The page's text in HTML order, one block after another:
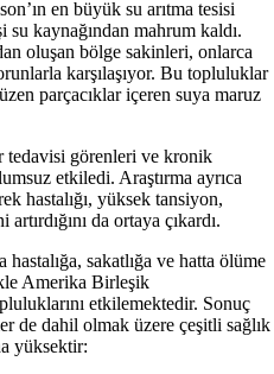
en büyük su arıtma tesisi
su kaynağından mahrum kaldı.
oluşan bölge sakinleri, onlarca
karşılaşıyor. Bu topluluklar
parçacıklar içeren suya maruz
tedavisi görenleri ve kronik
etkiledi. Araştırma ayrıca
hastalığı, yüksek tansiyon,
da ortaya çıkardı.
hastalığa, sakatlığa ve hatta ölüme
Amerika Birleşik
etkilemektedir. Sonuç
de dahil olmak üzere çeşitli sağlık
yüksektir: